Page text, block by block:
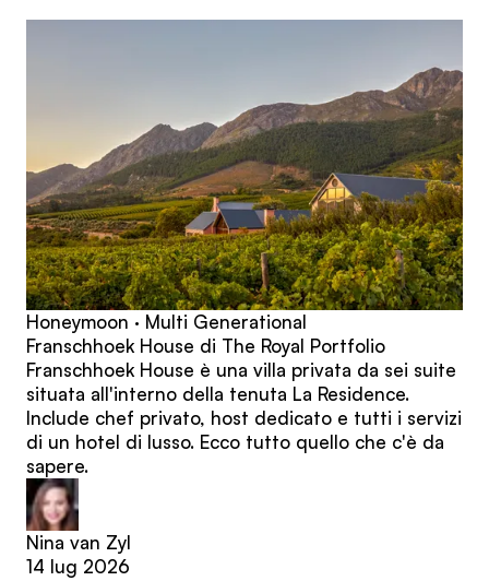
Honeymoon · Multi Generational
Franschhoek House di The Royal Portfolio
Franschhoek House è una villa privata da sei suite
situata all'interno della tenuta La Residence.
Include chef privato, host dedicato e tutti i servizi
di un hotel di lusso. Ecco tutto quello che c'è da
sapere.
Nina van Zyl
14 lug 2026